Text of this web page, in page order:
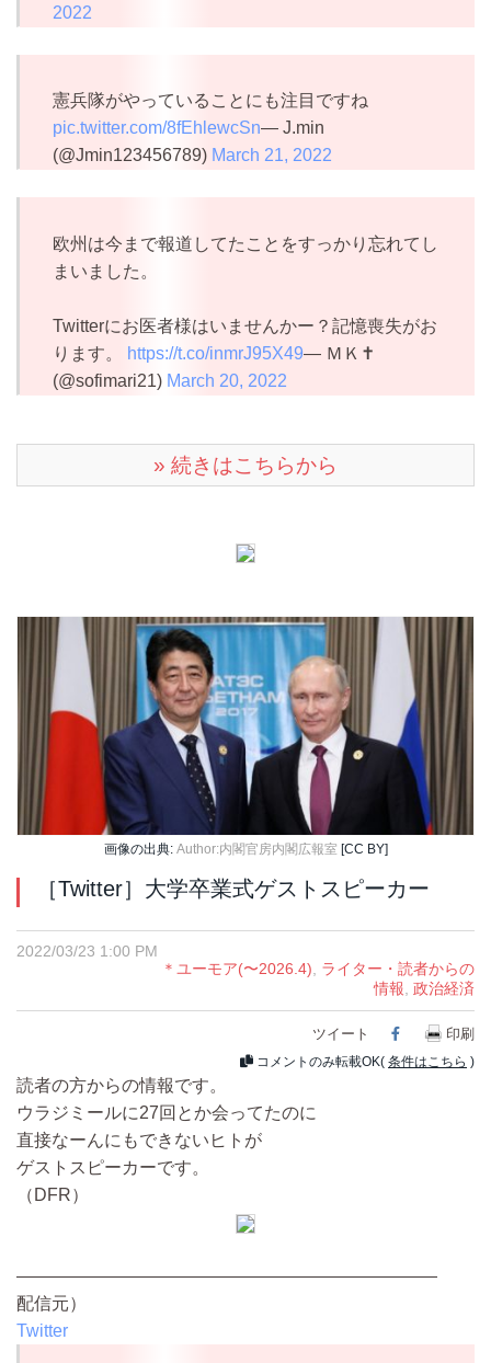
2022
憲兵隊がやっていることにも注目ですね
pic.twitter.com/8fEhlewcSn— J.min
(@Jmin123456789) March 21, 2022
欧州は今まで報道してたことをすっかり忘れてし
まいました。
Twitterにお医者様はいませんかー？記憶喪失がお
ります。
https://t.co/inmrJ95X49— ＭＫ✝️
(@sofimari21) March 20, 2022
» 続きはこちらから
画像の出典: Author:内閣官房内閣広報室 [CC BY]
［Twitter］大学卒業式ゲストスピーカー
2022/03/23 1:00 PM
＊ユーモア(〜2026.4), ライター・読者からの
情報, 政治経済
ツイート Facebook
印刷
コメントのみ転載OK( 条件はこちら )
読者の方からの情報です。
ウラジミールに27回とか会ってたのに
直接なーんにもできないヒトが
ゲストスピーカーです。
（DFR）
————————————————————————
配信元）
Twitter